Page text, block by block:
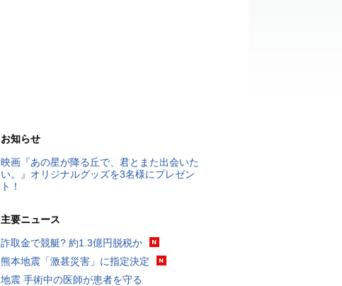
お知らせ
映画『あの星が降る丘で、君とまた出会いた
い。』オリジナルグッズを3名様にプレゼン
ト！
主要ニュース
詐取金で競艇? 約1.3億円脱税か
熊本地震「激甚災害」に指定決定
地震 手術中の医師が患者を守る